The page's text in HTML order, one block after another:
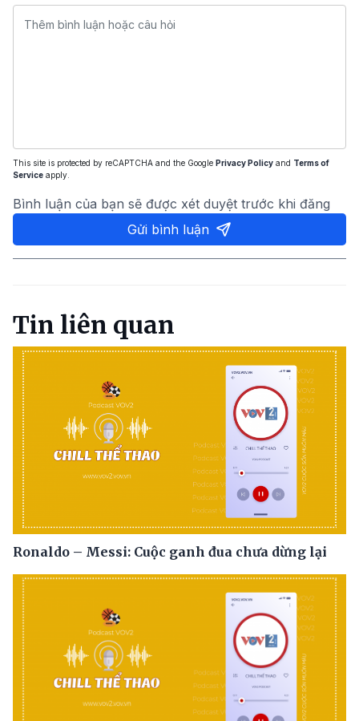
This site is protected by reCAPTCHA and the Google Privacy Policy and Terms of
Service apply.
Bình luận của bạn sẽ được xét duyệt trước khi đăng
Gửi bình luận
Tin liên quan
Ronaldo – Messi: Cuộc ganh đua chưa dừng lại